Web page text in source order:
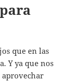
que en las
Y ya que nos
aprovechar